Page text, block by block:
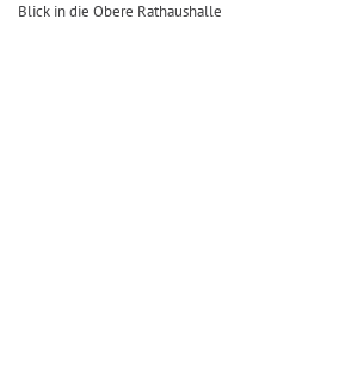
Blick in die Obere Rathaushalle